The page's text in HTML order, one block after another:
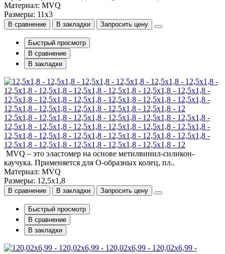
Материал: MVQ
Размеры: 11x3
В сравнение В закладки Запросить цену
Быстрый просмотр
В сравнение
В закладки
12,5x1,8 - 12,5x1,8 - 12,5x1,8 - 12,5x1,8 - 12,5x1,8 - 12,5x1,8 -
12,5x1,8 - 12,5x1,8 - 12,5x1,8 - 12,5x1,8 - 12,5x1,8 - 12,5x1,8 -
12,5x1,8 - 12,5x1,8 - 12,5x1,8 - 12,5x1,8 - 12,5x1,8 - 12,5x1,8 -
12,5x1,8 - 12,5x1,8 - 12,5x1,8 - 12,5x1,8 - 12,5x1,8 - 12
MVQ – это эластомер на основе метилвинил-силикон-
каучука. Применяется для О-образных колец, пл..
Материал: MVQ
Размеры: 12,5x1,8
В сравнение В закладки Запросить цену
Быстрый просмотр
В сравнение
В закладки